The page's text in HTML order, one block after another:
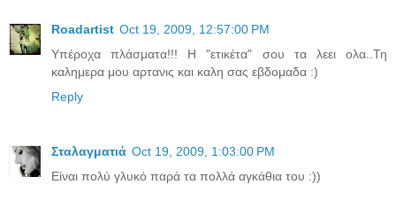
Roadartist Oct 19, 2009, 12:57:00 PM
Υπέροχα πλάσματα!!! Η "ετικέτα" σου τα λεει ολα..Τη
καλημερα μου αρτανις και καλη σας εβδομαδα :)
Reply
Σταλαγματιά Oct 19, 2009, 1:03:00 PM
Είναι πολύ γλυκό παρά τα πολλά αγκάθια του :))